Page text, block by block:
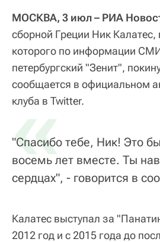
МОСКВА, 3 июл – РИА
сборной Греции Ник Калатес,
которого по информации
петербургский "Зенит",
сообщается в официальном
клуба в Twitter.
«
"Спасибо тебе, Ник! Это
восемь лет вместе. Ты
сердцах", - говорится в
Калатес выступал за
2012 год и с 2015 года до